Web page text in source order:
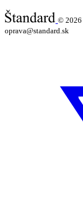
© 2026
oprava@standard.sk